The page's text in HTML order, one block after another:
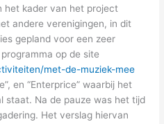
het kader van het project
andere verenigingen, in dit
gepland voor een zeer
op de site
met-de-muziek-mee
en “Enterprice” waarbij het
staat. Na de pauze was het tijd
Het verslag hiervan